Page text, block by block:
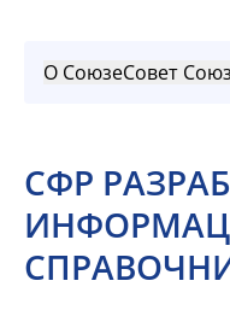
О СоюзеСовет
СФР